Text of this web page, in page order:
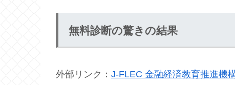
無料診断の驚きの結果
外部リンク： J-FLEC 金融経済教育推進機